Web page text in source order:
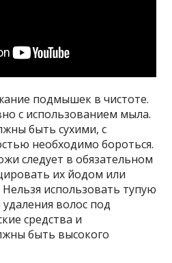
подмышек в чистоте.
с использованием мыла.
быть сухими, с
необходимо бороться.
следует в обязательном
их йодом или
использовать тупую
волос под
средства и
быть высокого